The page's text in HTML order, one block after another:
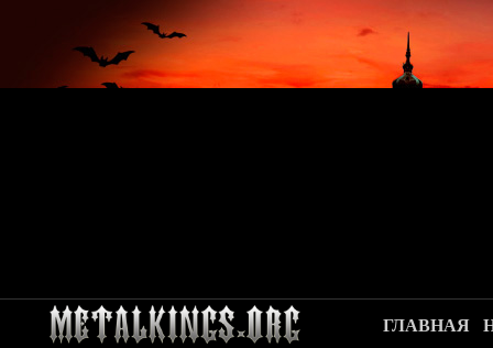
ГЛАВНАЯ